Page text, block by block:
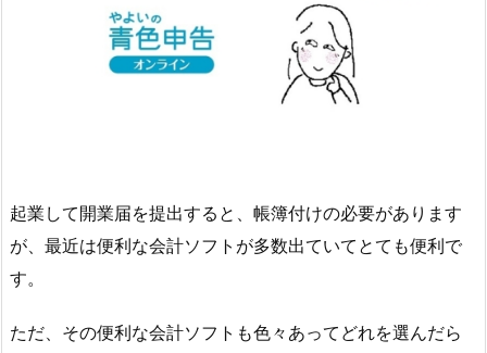
起業して開業届を提出すると、帳簿付けの必要があります
が、最近は便利な会計ソフトが多数出ていてとても便利で
す。
ただ、その便利な会計ソフトも色々あってどれを選んだら